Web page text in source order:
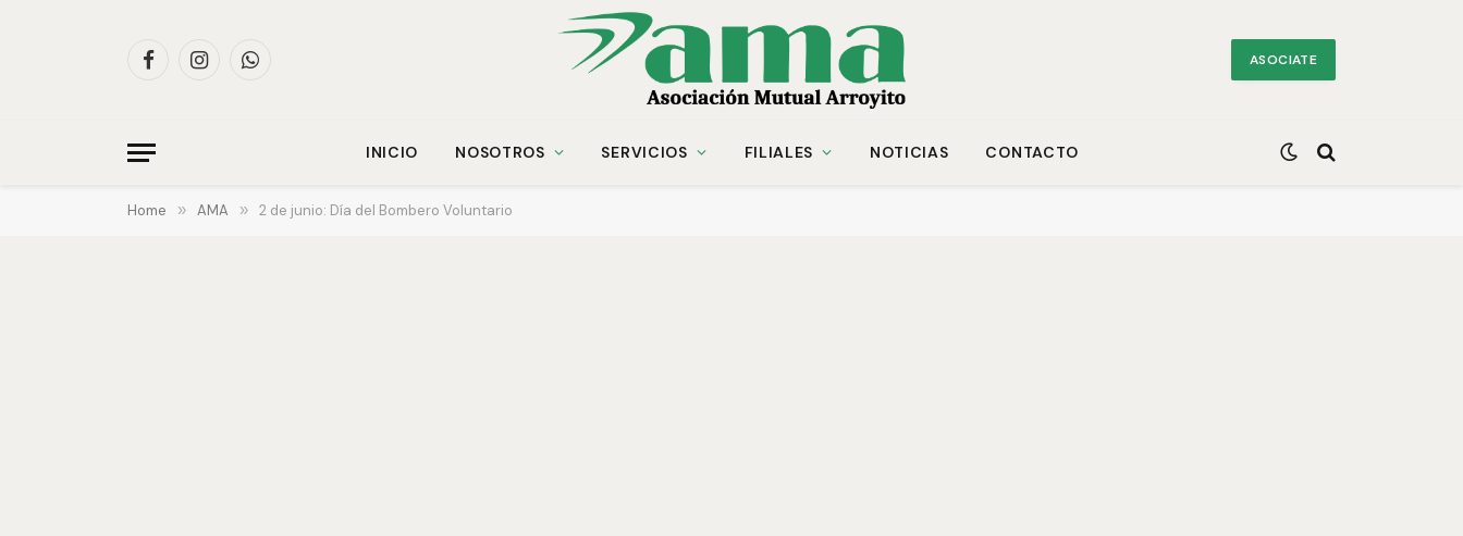
FacebookInstagramWhatsApp ASOCIATE
INICIO NOSOTROS SERVICIOS FILIALES NOTICIAS CONTACTO
Home » AMA » 2 de junio: Día del Bombero Voluntario